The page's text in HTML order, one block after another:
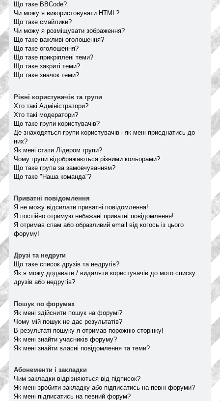
Що таке BBCode?
Чи можу я використовувати HTML?
Що таке смайлики?
Чи можу я розміщувати зображення?
Що таке важливі оголошення?
Що таке оголошення?
Що таке прикріплені теми?
Що таке закриті теми?
Що таке значок теми?
Рівні користувачів та групи
Хто такі Адміністратори?
Хто такі модератори?
Що таке групи користувачів?
Де знаходяться групи користувачів і як мені приєднатись до
них?
Як мені стати Лідером групи?
Чому групи відображаються різними кольорами?
Що таке група за замовчуванням?
Що таке "Наша команда"?
Приватні повідомлення
Я не можу відсилати приватні повідомлення!
Я постійно отримую небажані приватні повідомлення!
Я отримав спам або образливий email від когось із цього
форуму!
Друзі та недруги
Що таке список друзів та недругів?
Як я можу додавати / видаляти користувачів до мого списку
друзів або недругів?
Пошук по форумах
Як мені здійснити пошук на форумі?
Чому мій пошук не дає результатів?
В результаті пошуку я отримав порожню сторінку!
Як мені знайти учасників форуму?
Як мені знайти власні повідомлення та теми?
Абонементи і закладки
Чим закладки відрізняються від підписок?
Як мені зробити закладку або підписатись на певні форуми?
Як мені підписатись на певний форум?